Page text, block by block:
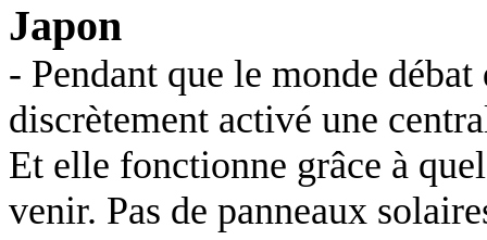
Japon
- Pendant que le monde
discrètement activé une
Et elle fonctionne grâce à
venir. Pas de panneaux